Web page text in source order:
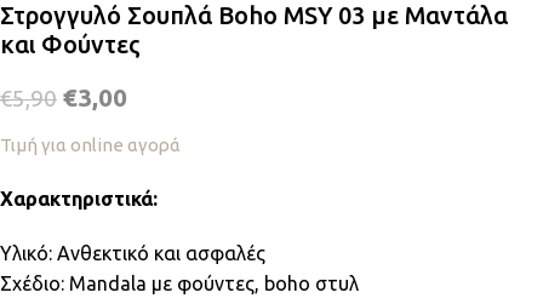
Στρογγυλό Σουπλά Boho MSY 03 με Μαντάλα
και Φούντες
€5,90 €3,00
Τιμή για online αγορά
Χαρακτηριστικά:
Υλικό: Ανθεκτικό και ασφαλές
Σχέδιο: Mandala με φούντες, boho στυλ